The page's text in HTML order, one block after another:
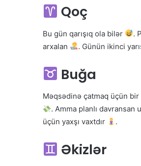
Qoç
Bu gün qarışıq ola bilər
.
arxalan
. Günün ikinci
Buğa
Məqsədinə çatmaq üçün
. Amma planlı davransan
üçün yaxşı vaxtdır
.
Əkizlər